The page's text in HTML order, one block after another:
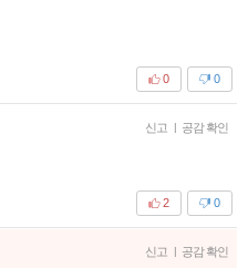
0
0
신고 | 공감 확인
0
2
신고 | 공감 확인